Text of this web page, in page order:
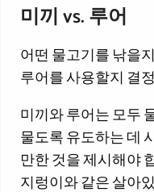
미끼 vs. 루어
어떤 물고기를 낚을
루어를 사용할지 결
미끼와 루어는 모두
물도록 유도하는 데
만한 것을 제시해야
지렁이와 같은 살아